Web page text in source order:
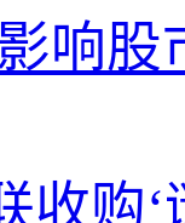
响股
收购